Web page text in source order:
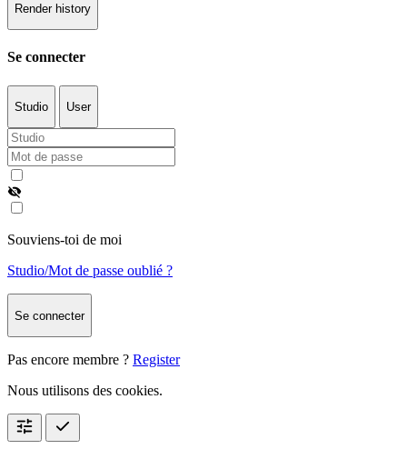
Render history
Se connecter
Studio User
visibility_off
Souviens-toi de moi
Studio/Mot de passe oublié ?
Se connecter
Pas encore membre ? Register
Nous utilisons des cookies.
tune check